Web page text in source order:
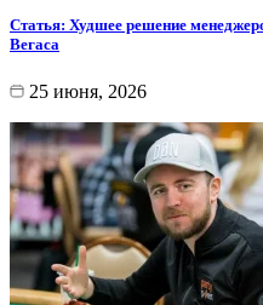
Статья: Худшее решение
Вегаса
25 июня, 2026